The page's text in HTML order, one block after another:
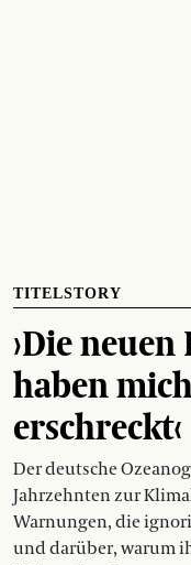
TITELSTORY
›Die
haben
erschreckt‹
Der deutsche
Jahrzehnten zur
Warnungen, die
und darüber, warum